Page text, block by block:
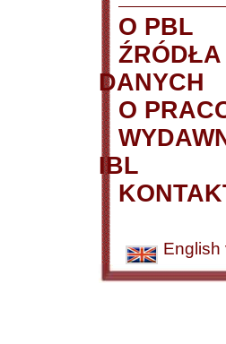
O PBL
ŹRÓDŁA
DANYCH
O
IBL
English